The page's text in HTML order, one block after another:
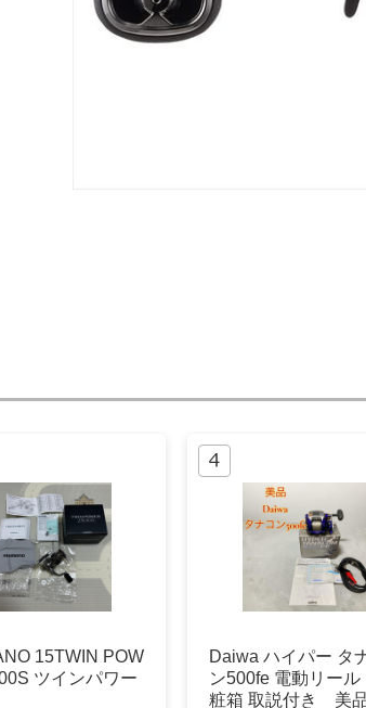
15TWIN POW
ツインパワー
Daiwa ハイパー タ
ン500fe 電動リー
粧箱 取説付き 美